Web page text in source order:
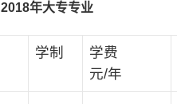
2018年大专专业
学制
学费
元/年